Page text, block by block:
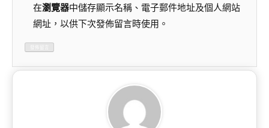
在瀏覽器中儲存顯示名稱、電子郵件地址及個人網站
網址，以供下次發佈留言時使用。